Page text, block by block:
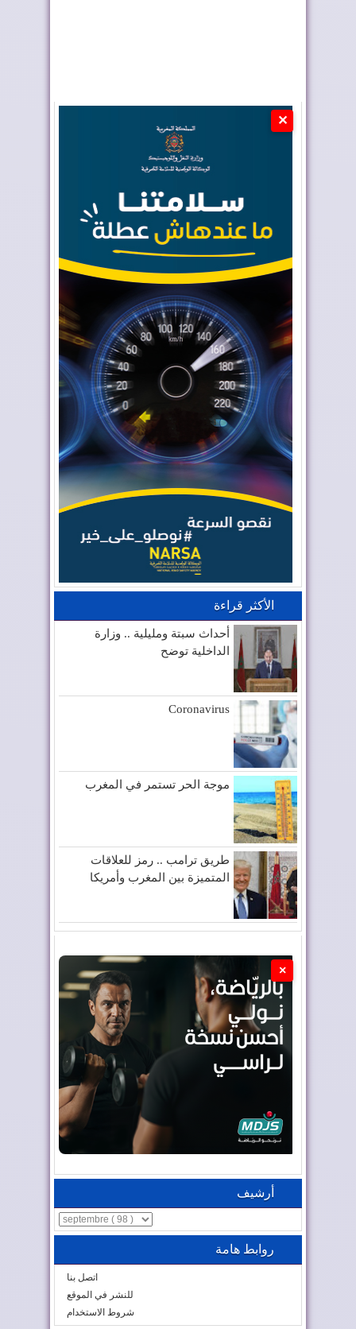
✕
الأكثر قراءة
أحداث سبتة ومليلية .. وزارة
الداخلية توضح
Coronavirus
موجة الحر تستمر في المغرب
طريق ترامب .. رمز للعلاقات
المتميزة بين المغرب وأمريكا
×
أرشيف
روابط هامة
اتصل بنا
للنشر في الموقع
شروط الاستخدام